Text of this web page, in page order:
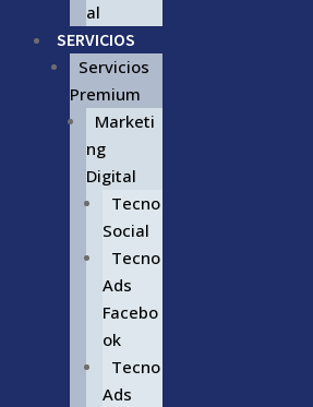
al
SERVICIOS
Servicios
Premium
Marketi
ng
Digital
Tecno
Social
Tecno
Ads
Facebo
ok
Tecno
Ads